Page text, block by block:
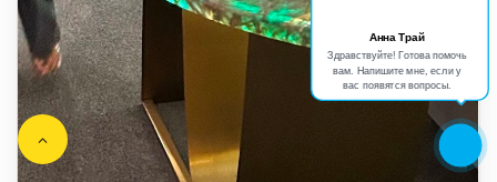
Анна Трай
Здравствуйте! Готова помочь
вам. Напишите мне, если у
вас появятся вопросы.